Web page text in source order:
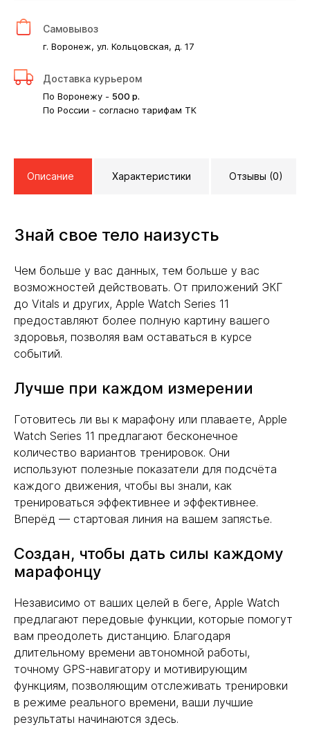
Самовывоз
г. Воронеж, ул. Кольцовская, д. 17
Доставка курьером
По Воронежу - 500 р.
По России - согласно тарифам ТК
Описание Характеристики Отзывы (0)
Знай свое тело наизусть
Чем больше у вас данных, тем больше у вас
возможностей действовать. От приложений ЭКГ
до Vitals и других, Apple Watch Series 11
предоставляют более полную картину вашего
здоровья, позволяя вам оставаться в курсе
событий.
Лучше при каждом измерении
Готовитесь ли вы к марафону или плаваете, Apple
Watch Series 11 предлагают бесконечное
количество вариантов тренировок. Они
используют полезные показатели для подсчёта
каждого движения, чтобы вы знали, как
тренироваться эффективнее и эффективнее.
Вперёд — стартовая линия на вашем запястье.
Создан, чтобы дать силы каждому
марафонцу
Независимо от ваших целей в беге, Apple Watch
предлагают передовые функции, которые помогут
вам преодолеть дистанцию. Благодаря
длительному времени автономной работы,
точному GPS-навигатору и мотивирующим
функциям, позволяющим отслеживать тренировки
в режиме реального времени, ваши лучшие
результаты начинаются здесь.